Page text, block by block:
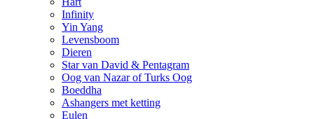
Infinity
Yin Yang
Levensboom
Dieren
Star van David & Pentagram
Oog van Nazar of Turks Oog
Boeddha
Ashangers met ketting
Eulen